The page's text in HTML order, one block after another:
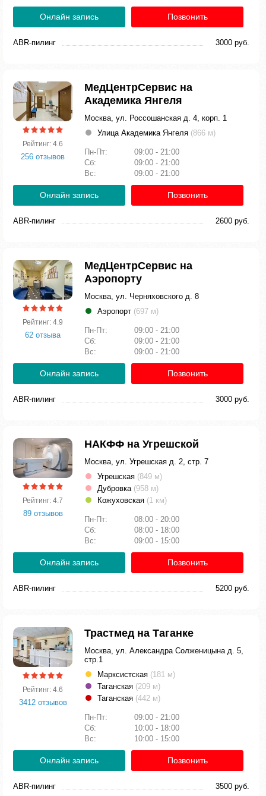
Онлайн запись Позвонить
ABR-пилинг 3000 руб.
Рейтинг: 4.6
256 отзывов
МедЦентрСервис на
Академика Янгеля
Москва, ул. Россошанская д. 4, корп. 1
Улица Академика Янгеля (866 м)
Пн-Пт:
09:00 - 21:00
Сб:
09:00 - 21:00
Вс:
09:00 - 21:00
Онлайн запись Позвонить
ABR-пилинг 2600 руб.
Рейтинг: 4.9
62 отзыва
МедЦентрСервис на
Аэропорту
Москва, ул. Черняховского д. 8
Аэропорт (697 м)
Пн-Пт:
09:00 - 21:00
Сб:
09:00 - 21:00
Вс:
09:00 - 21:00
Онлайн запись Позвонить
ABR-пилинг 3000 руб.
Рейтинг: 4.7
89 отзывов
НАКФФ на Угрешской
Москва, ул. Угрешская д. 2, стр. 7
Угрешская (849 м)
Дубровка (958 м)
Кожуховская (1 км)
Пн-Пт:
08:00 - 20:00
Сб:
08:00 - 18:00
Вс:
09:00 - 15:00
Онлайн запись Позвонить
ABR-пилинг 5200 руб.
Рейтинг: 4.6
3412 отзывов
Трастмед на Таганке
Москва, ул. Александра Солженицына д. 5,
стр.1
Марксистская (181 м)
Таганская (209 м)
Таганская (442 м)
Пн-Пт:
09:00 - 21:00
Сб:
10:00 - 18:00
Вс:
10:00 - 15:00
Онлайн запись Позвонить
ABR-пилинг 3500 руб.